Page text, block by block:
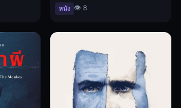
หนัง 👁️ 8